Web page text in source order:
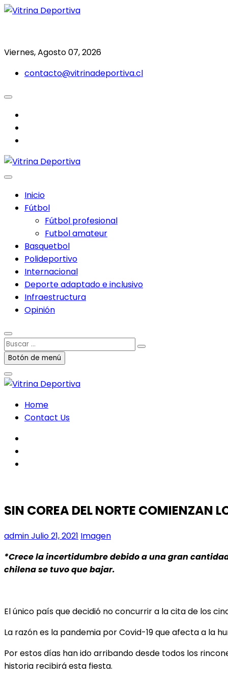
Saltar
Viernes, Agosto 07, 2026
contacto@vitrinadeportiva.cl
Inicio
Fútbol
Fútbol profesional
Futbol amateur
Basquetbol
Polideportivo
Internacional
Deporte adaptado e inclusivo
Infraestructura
Opinión
Buscar
…Botón de menú
Home
Contact Us
SIN COREA DEL NORTE COMIENZAN
adminJulio 21, 2021 Imagen
*Crece la incertidumbre debido a una gran
chilena se tuvo que bajar.
El único país que decidió no concurrir a la cita de los
La razón es la pandemia por Covid-19 que afecta a la
Por estos días han ido arribando desde todos los
historia recibirá esta fiesta.